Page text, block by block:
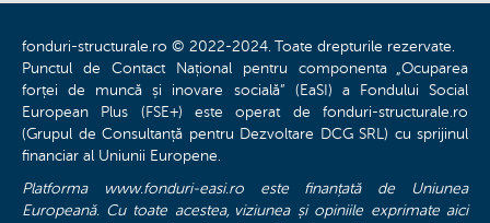
fonduri-structurale.ro © 2022-2024. Toate drepturile rezervate.
Punctul de Contact Național pentru componenta „Ocuparea
forței de muncă și inovare socială” (EaSI) a Fondului Social
European Plus (FSE+) este operat de fonduri-structurale.ro
(Grupul de Consultanță pentru Dezvoltare DCG SRL) cu sprijinul
financiar al Uniunii Europene.
Platforma www.fonduri-easi.ro este finanțată de Uniunea
Europeană. Cu toate acestea, viziunea și opiniile exprimate aici